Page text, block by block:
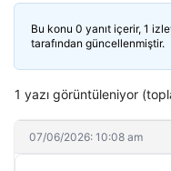
Bu konu 0 yanıt içerir, 1
tarafından güncellenmiştir.
1 yazı görüntüleniyor
07/06/2026: 10:08 am